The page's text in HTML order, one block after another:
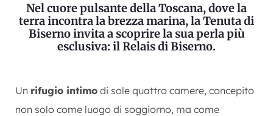
Nel cuore pulsante della Toscana, dove la
terra incontra la brezza marina, la Tenuta di
Biserno invita a scoprire la sua perla più
esclusiva: il Relais di Biserno.
Un rifugio intimo di sole quattro camere, concepito
non solo come luogo di soggiorno, ma come